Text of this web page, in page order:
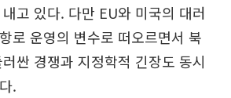
고 있다. 다만 EU와 미국의 대러
로 운영의 변수로 떠오르면서 북
싼 경쟁과 지정학적 긴장도 동시
.